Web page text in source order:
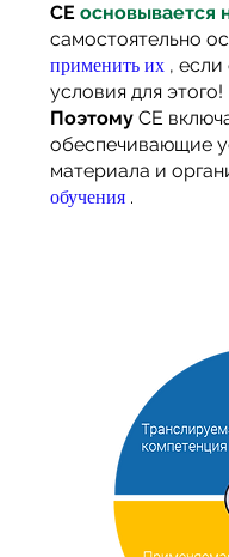
СЕ основывается
самостоятельно
применить их , если
условия для этого!
Поэтому СЕ
обеспечивающие
материала и
обучения .